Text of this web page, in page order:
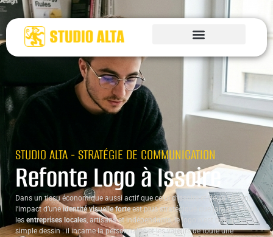
STUDIO ALTA - STRATÉGIE DE COMMUNICATION
Refonte Logo à Issoire
Dans un tissu économique aussi actif que celui d’Issoire et de sa région,
l’impact d’uneidentité visuelle forteest plus stratégique que jamais. Pour
les entreprises locales, artisans et indépendants, le logo n’est pas qu’un
simple dessin : il incarne la personnalité et les valeurs de toute une